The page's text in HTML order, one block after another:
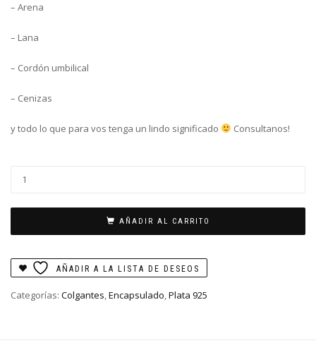
– Arena
– Lana
– Cordón umbilical
– Cenizas
y todo lo que para vos tenga un lindo significado Consultanos!
1,5cm
cantidad
AÑADIR AL CARRITO
AÑADIR A LA LISTA DE DESEOS
Categorías: Colgantes,Encapsulado,Plata 925